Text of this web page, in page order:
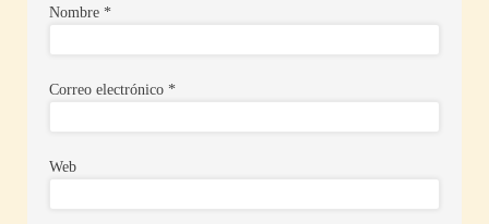
Nombre *
Correo electrónico *
Web